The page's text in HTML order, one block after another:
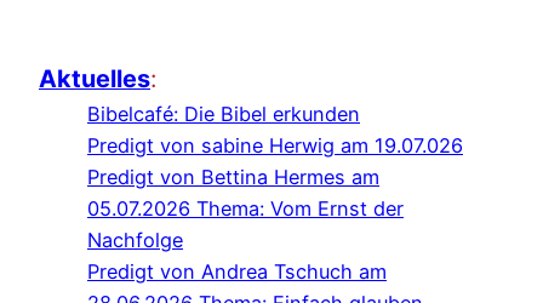
Aktuelles:
Bibelcafé: Die Bibel erkunden
Predigt von sabine Herwig am 19.07.026
Predigt von Bettina Hermes am
05.07.2026 Thema: Vom Ernst der
Nachfolge
Predigt von Andrea Tschuch am